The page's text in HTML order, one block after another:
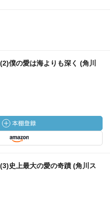
僕の愛は海よりも深く (角川
史上最大の愛の奇蹟 (角川ス